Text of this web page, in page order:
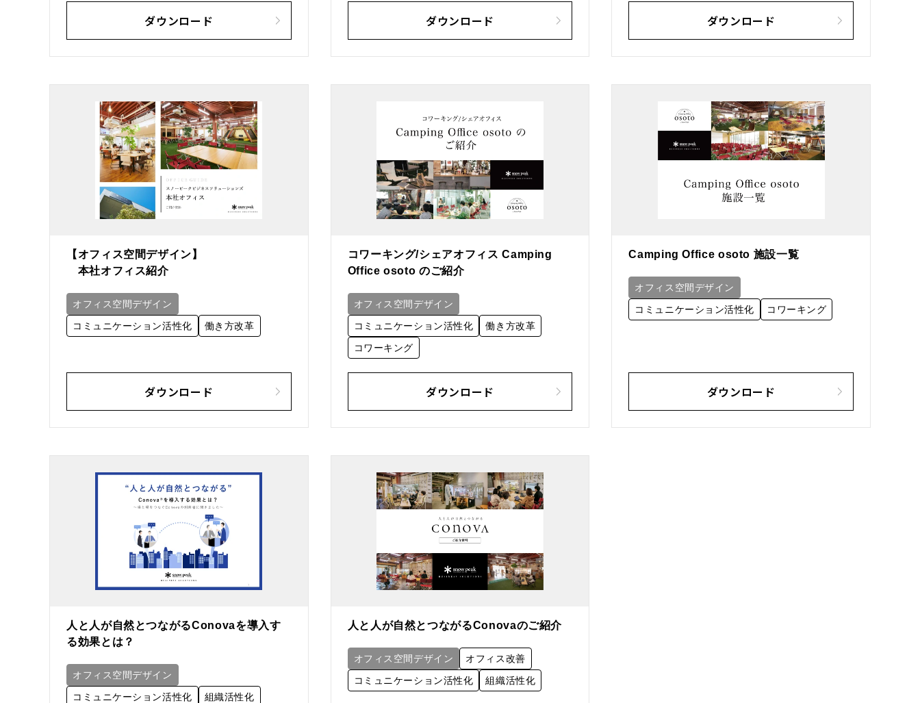
ダウンロード ダウンロード ダウンロード
【オフィス空間デザイン】
本社オフィス紹介
オフィス空間デザイン
コミュニケーション活性化
働き方改革
ダウンロード
コワーキング/シェアオフィス Camping
Office osoto のご紹介
オフィス空間デザイン
コミュニケーション活性化
働き方改革
コワーキング
ダウンロード
Camping Office osoto 施設一覧
オフィス空間デザイン
コミュニケーション活性化
コワーキング
ダウンロード
人と人が自然とつながるConovaを導入す
る効果とは？
オフィス空間デザイン
コミュニケーション活性化
組織活性化
人と人が自然とつながるConovaのご紹介
オフィス空間デザイン
オフィス改善
コミュニケーション活性化
組織活性化